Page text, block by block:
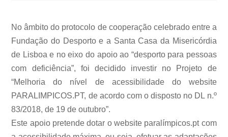
No âmbito do protocolo de cooperação celebrado entre a
Fundação do Desporto e a Santa Casa da Misericórdia
de Lisboa e no eixo do apoio ao “desporto para pessoas
com deficiência”, foi decidido investir no Projeto de
“Melhoria do nível de acessibilidade do website
PARALIMPICOS.PT, de acordo com o disposto no DL n.º
83/2018, de 19 de outubro”.
Este apoio pretende dotar o website paralímpicos.pt com